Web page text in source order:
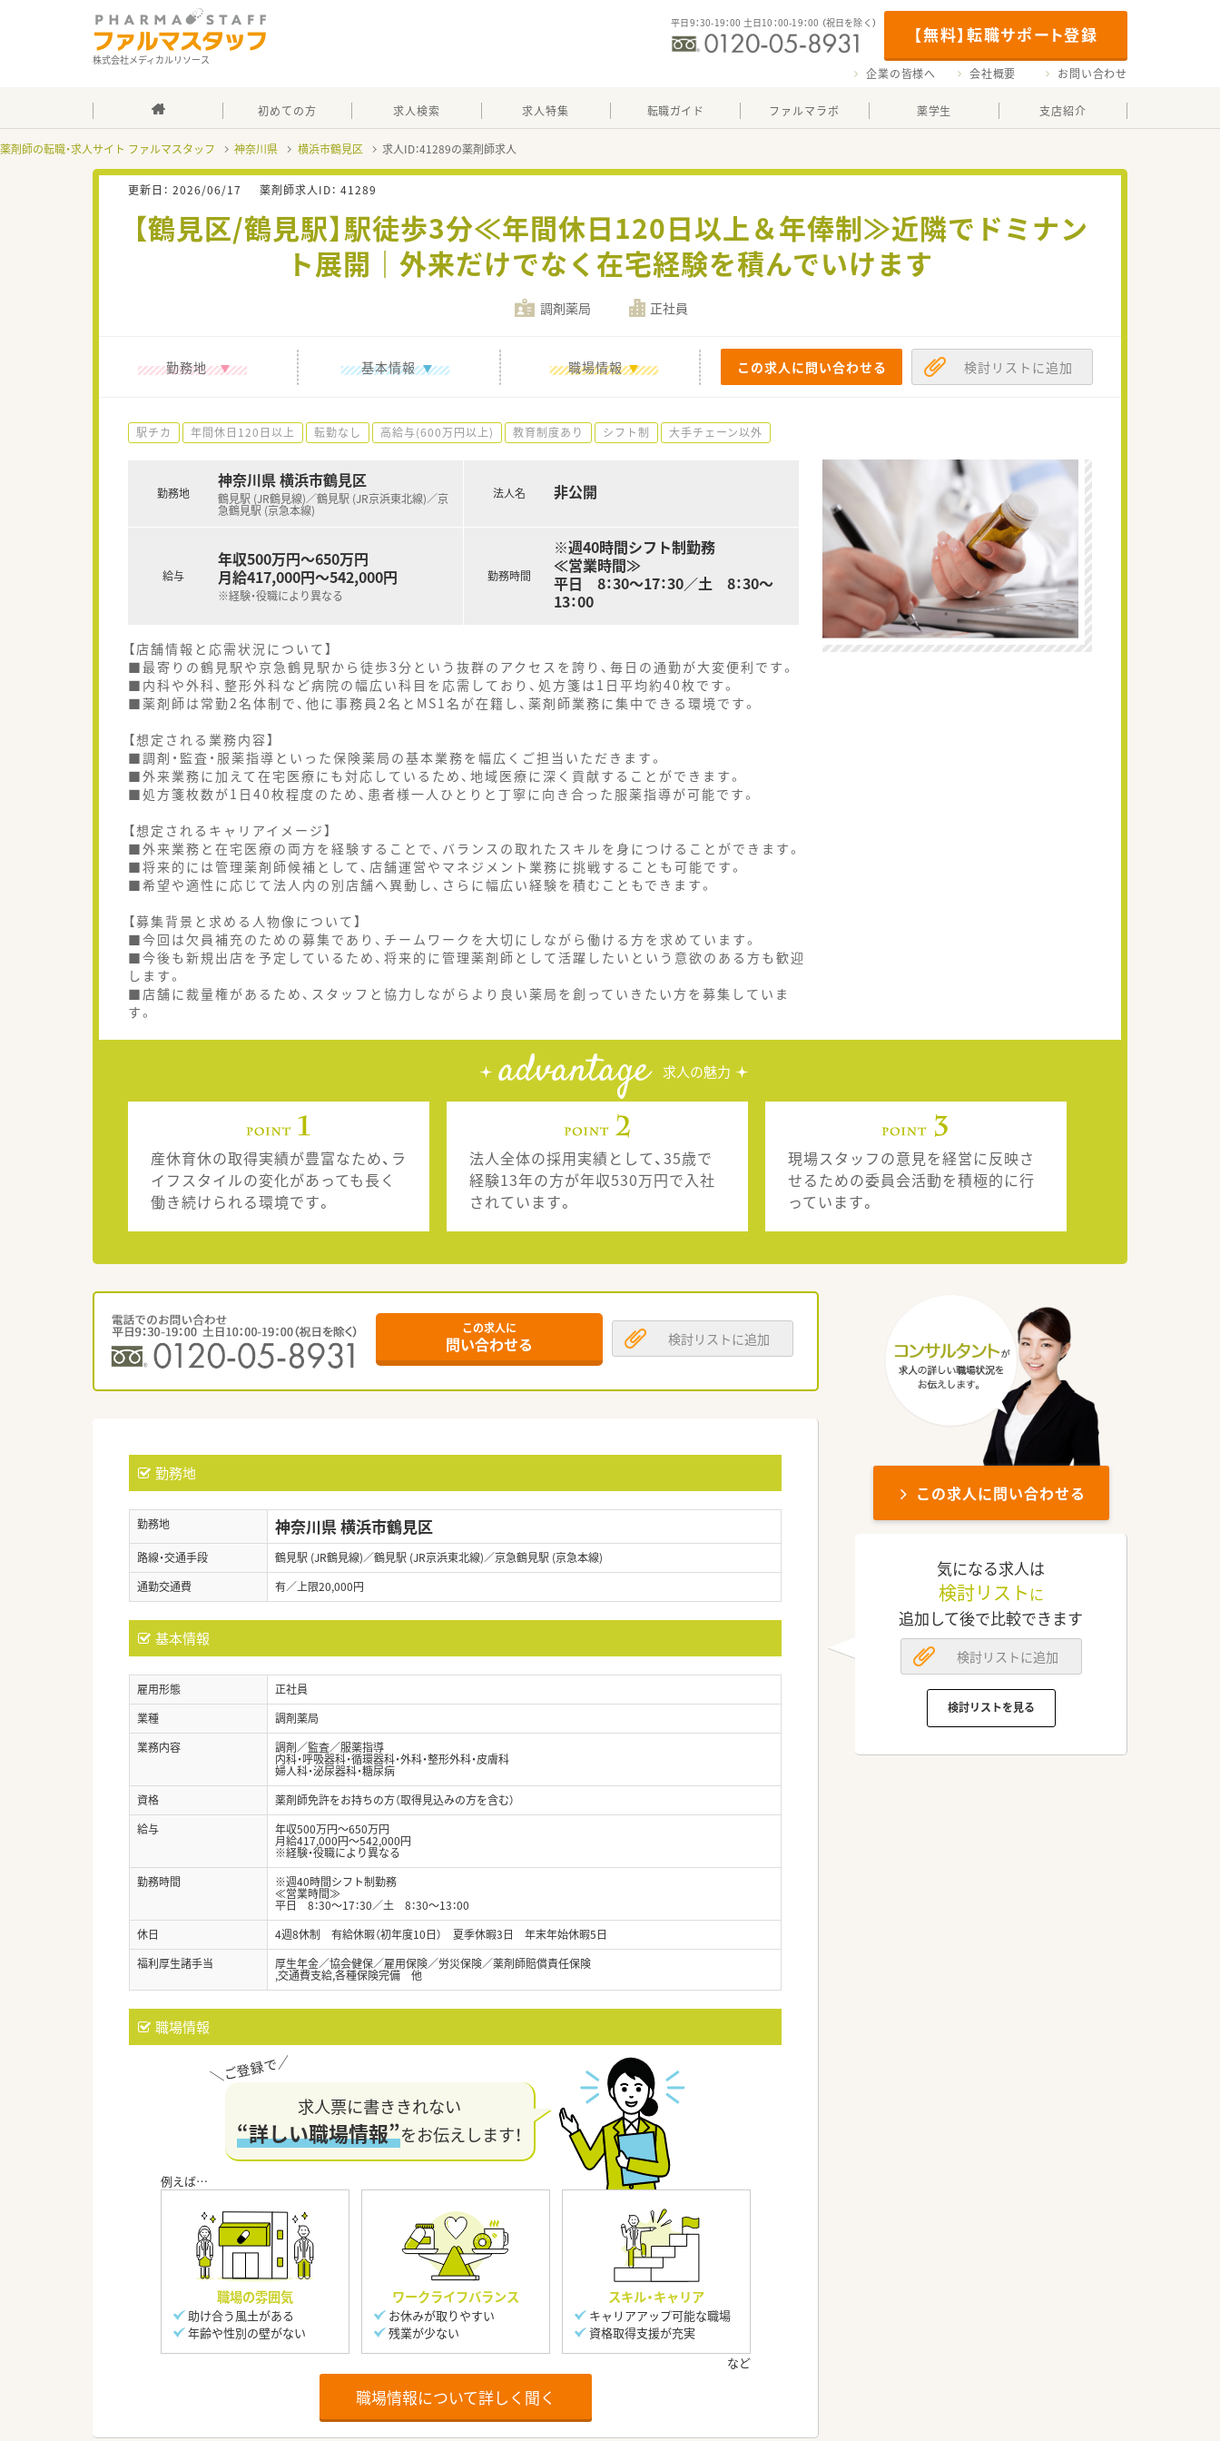
株式会社メディカルリソース
【無料】転職サポート登録
平日9：30-19：00 土日10：00-19：00 （祝日を除く）
企業の皆様へ 会社概要 お問い合わせ
初めての方 求人検索 求人特集 転職ガイド ファルマラボ 薬学生 支店紹介
薬剤師の転職・求人サイト ファルマスタッフ 神奈川県 横浜市鶴見区 求人ID：41289の薬剤師求人
更新日： 2026/06/17 薬剤師求人ID： 41289
【鶴見区/鶴見駅】駅徒歩3分≪年間休日120日以上＆年俸制≫近隣でドミナン
ト展開｜外来だけでなく在宅経験を積んでいけます
調剤薬局 正社員
勤務地 基本情報 職場情報 この求人に問い合わせる 検討リストに追加
駅チカ 年間休日120日以上 転勤なし 高給与(600万円以上) 教育制度あり シフト制 大手チェーン以外
勤務地
神奈川県 横浜市鶴見区
鶴見駅 (JR鶴見線)／鶴見駅 (JR京浜東北線)／京
急鶴見駅 (京急本線)
給与
年収500万円～650万円
月給417,000円～542,000円
※経験・役職により異なる
法人名 非公開
勤務時間
※週40時間シフト制勤務
≪営業時間≫
平日 8：30～17：30／土 8：30～
13：00
【店舗情報と応需状況について】
■最寄りの鶴見駅や京急鶴見駅から徒歩3分という抜群のアクセスを誇り、毎日の通勤が大変便利です。
■内科や外科、整形外科など病院の幅広い科目を応需しており、処方箋は1日平均約40枚です。
■薬剤師は常勤2名体制で、他に事務員2名とMS1名が在籍し、薬剤師業務に集中できる環境です。
【想定される業務内容】
■調剤・監査・服薬指導といった保険薬局の基本業務を幅広くご担当いただきます。
■外来業務に加えて在宅医療にも対応しているため、地域医療に深く貢献することができます。
■処方箋枚数が1日40枚程度のため、患者様一人ひとりと丁寧に向き合った服薬指導が可能です。
【想定されるキャリアイメージ】
■外来業務と在宅医療の両方を経験することで、バランスの取れたスキルを身につけることができます。
■将来的には管理薬剤師候補として、店舗運営やマネジメント業務に挑戦することも可能です。
■希望や適性に応じて法人内の別店舗へ異動し、さらに幅広い経験を積むこともできます。
【募集背景と求める人物像について】
■今回は欠員補充のための募集であり、チームワークを大切にしながら働ける方を求めています。
■今後も新規出店を予定しているため、将来的に管理薬剤師として活躍したいという意欲のある方も歓迎
します。
■店舗に裁量権があるため、スタッフと協力しながらより良い薬局を創っていきたい方を募集していま
す。
advantage 求人の魅力
産休育休の取得実績が豊富なため、ラ
イフスタイルの変化があっても長く
働き続けられる環境です。
法人全体の採用実績として、35歳で
経験13年の方が年収530万円で入社
されています。
現場スタッフの意見を経営に反映さ
せるための委員会活動を積極的に行
っています。
この求人に
問い合わせる 検討リストに追加
勤務地
勤務地 神奈川県 横浜市鶴見区
路線・交通手段
鶴見駅 (JR鶴見線)／鶴見駅 (JR京浜東北線)／京急鶴見駅 (京急本線)
通勤交通費
有／上限20,000円
基本情報
雇用形態
正社員
業種
調剤薬局
業務内容
調剤／監査／服薬指導
内科・呼吸器科・循環器科・外科・整形外科・皮膚科
婦人科・泌尿器科・糖尿病
資格
薬剤師免許をお持ちの方（取得見込みの方を含む）
給与
年収500万円～650万円
月給417,000円～542,000円
※経験・役職により異なる
勤務時間
※週40時間シフト制勤務
≪営業時間≫
平日 8：30～17：30／土 8：30～13：00
休日
4週8休制 有給休暇（初年度10日） 夏季休暇3日 年末年始休暇5日
福利厚生諸手当
厚生年金／協会健保／雇用保険／労災保険／薬剤師賠償責任保険
,交通費支給,各種保険完備 他
職場情報
求人票に書ききれない
“詳しい職場情報”をお伝えします！
職場の雰囲気
助け合う風土がある
年齢や性別の壁がない
ワークライフバランス
お休みが取りやすい
残業が少ない
スキル・キャリア
キャリアアップ可能な職場
資格取得支援が充実
職場情報について詳しく聞く
この求人に問い合わせる
気になる求人は
検討リスト に
追加して後で比較できます
検討リストに追加
検討リストを見る